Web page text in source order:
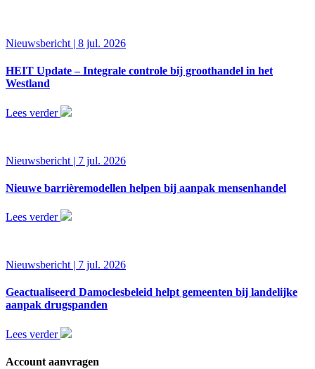
Nieuwsbericht | 8 jul. 2026
HEIT Update – Integrale controle bij groothandel in het
Westland
Lees verder
Nieuwsbericht | 7 jul. 2026
Nieuwe barrièremodellen helpen bij aanpak mensenhandel
Lees verder
Nieuwsbericht | 7 jul. 2026
Geactualiseerd Damoclesbeleid helpt gemeenten bij landelijke
aanpak drugspanden
Lees verder
Account aanvragen